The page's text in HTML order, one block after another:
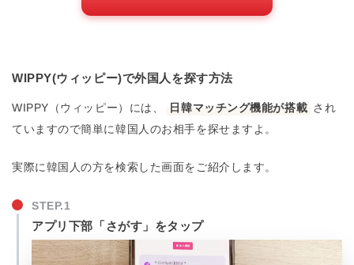
WIPPY(ウィッピー)で外国人を探す方法
WIPPY（ウィッピー）には、 日韓マッチング機能が搭載 され
ていますので簡単に韓国人のお相手を探せますよ。
実際に韓国人の方を検索した画面をご紹介します。
アプリ下部「さがす」をタップ